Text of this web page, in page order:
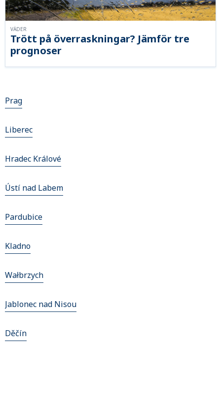
Trött på överraskningar? Jämför tre
prognoser
VÄDER
Prag
Liberec
Hradec Králové
Ústí nad Labem
Pardubice
Kladno
Wałbrzych
Jablonec nad Nisou
Děčín